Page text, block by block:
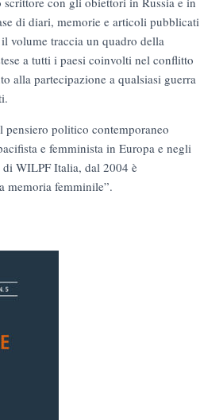
di diari, memorie e articoli pubblicati
volume traccia un quadro della
a tutti i paesi coinvolti nel conflitto
alla partecipazione a qualsiasi guerra
pensiero politico contemporaneo
e femminista in Europa e negli
WILPF Italia, dal 2004 è
memoria femminile”.